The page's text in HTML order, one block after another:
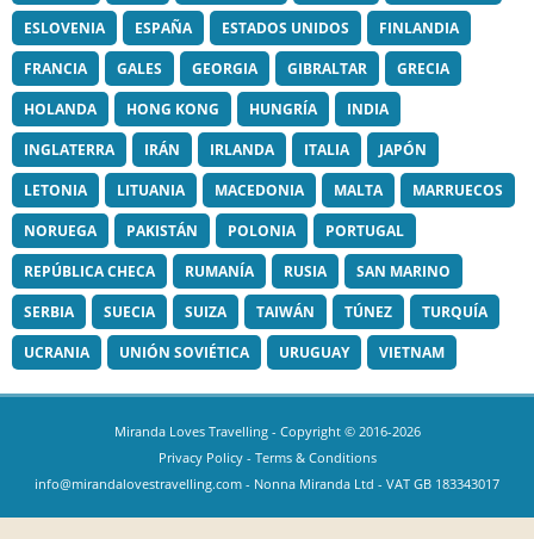
ESLOVENIA
ESPAÑA ESTADOS UNIDOS
FINLANDIA
FRANCIA
GALES GEORGIA GIBRALTAR
GRECIA
HOLANDA
HONG KONG HUNGRÍA
INDIA
INGLATERRA
IRÁN IRLANDA ITALIA
JAPÓN
LETONIA
LITUANIA MACEDONIA MALTA
MARRUECOS
NORUEGA
PAKISTÁN POLONIA
PORTUGAL
REPÚBLICA CHECA
RUMANÍA RUSIA
SAN MARINO
SERBIA
SUECIA SUIZA TAIWÁN TÚNEZ
TURQUÍA
UCRANIA
UNIÓN SOVIÉTICA URUGUAY VIETNAM
Miranda Loves Travelling- Copyright © 2016-2026
Privacy Policy- Terms & Conditions
info@mirandalovestravelling.com - Nonna Miranda Ltd - VAT GB 183343017